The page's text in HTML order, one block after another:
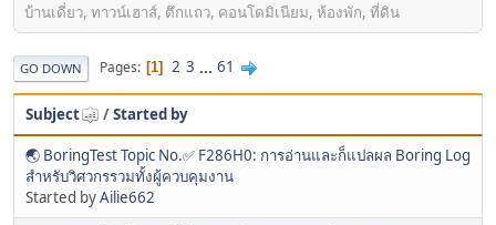
บ้านเดี่ยว, ทาวน์เฮาส์, ตึกแถว, คอนโดมิเนียม, ห้องพัก, ที่ดิน
GO DOWN Pages 1 2 3 ... 61
Subject /Started by
🌏 BoringTest Topic No.✅ F286H0: การอ่านและก็แปลผล Boring Log
สำหรับวิศวกรรวมทั้งผู้ควบคุมงาน
Started byAilie662